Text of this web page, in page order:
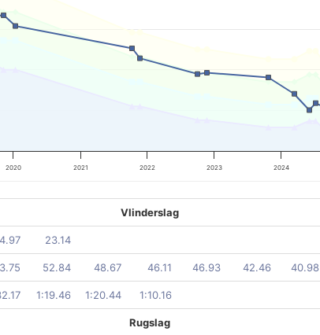
2020 2021 2022 2023 2024
Vlinderslag
23.14
52.84 48.67 46.11 46.93 42.46 40.98
1:19.46 1:20.44 1:10.16
Rugslag